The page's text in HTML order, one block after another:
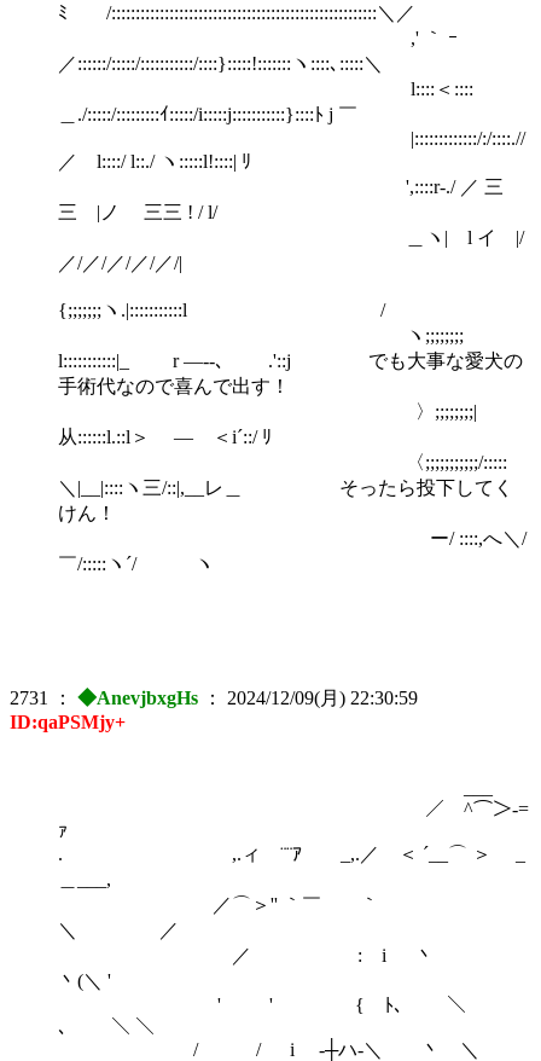
ﾐ /:::::::::::::::::::::::::::::::::::::::::::::::::::::::＼／
,' ｀ ｰ
／::::::/:::::/:::::::::::/::::}:::::!:::::::ヽ::::､:::::＼
l::::＜::::
＿./:::::/:::::::::ｲ:::::/i:::::j:::::::::::}::::ﾄ j ￣
|:::::::::::::/:/::::.//
／ l::::/ l::./ ヽ:::::l!::::| ﾘ
',::::r-./ ／ 三
三 |ノ 三三 ! / l/
＿ヽ| l イ |/
／/／/／/／/／/|
{;;;;;;;ヽ.|:::::::::::l /
ヽ;;;;;;;;
l:::::::::::|_ r ―--､ .'::j でも大事な愛犬の
手術代なので喜んで出す！
〉;;;;;;;;|
从::::::l.::l＞ ― ＜i´::/ ﾘ
〈;;;;;;;;;;;/:::::
＼|__|::::ヽ三/::|,__レ＿ そったら投下してく
けん！
ー/ ::::,へ＼/
￣/:::::ヽ´/ ヽ
2731 ： ◆AnevjbxgHs ： 2024/12/09(月) 22:30:59
ID:qaPSMjy+
／ ^⌒＞-=
ｧ
. ,.ィ ¨¨ｱ _,.／ ＜ ´__⌒ ＞ _
＿___,
／⌒＞'' ｀￣ ｀
＼ ／
／ : i 丶
丶(＼ '
' ' { ﾄ､ ＼
､ ＼ ＼
/ / i ‐┼ハ-＼ 丶 ＼